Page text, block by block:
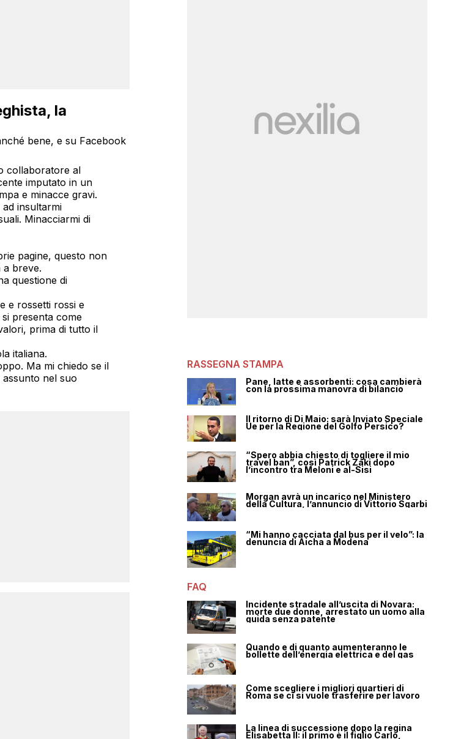
la
bene, e su Facebook
collaboratore al
imputato in un
e minacce gravi.
insultarmi
Minacciarmi di
pagine, questo non
a breve.
questione di
e rossetti rossi e
presenta come
prima di tutto il
italiana.
Ma mi chiedo se il
nel suo
RASSEGNA STAMPA
Pane, latte e assorbenti: cosa cambierà
con la prossima manovra di bilancio
Il ritorno di Di Maio: sarà Inviato Speciale
Ue per la Regione del Golfo Persico?
“Spero abbia chiesto di togliere il mio
travel ban”, così Patrick Zaki dopo
l’incontro tra Meloni e al-Sisi
Morgan avrà un incarico nel Ministero
della Cultura, l’annuncio di Vittorio Sgarbi
“Mi hanno cacciata dal bus per il velo”: la
denuncia di Aicha a Modena
FAQ
Incidente stradale all’uscita di Novara:
morte due donne, arrestato un uomo alla
guida senza patente
Quando e di quanto aumenteranno le
bollette dell’energia elettrica e del gas
Come scegliere i migliori quartieri di
Roma se ci si vuole trasferire per lavoro
La linea di successione dopo la regina
Elisabetta II: il primo è il figlio Carlo,